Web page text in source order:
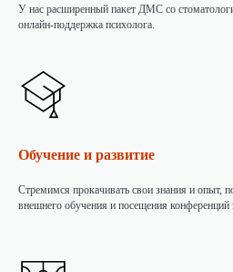
У нас расширенный пакет ДМС со
онлайн-поддержка психолога.
Обучение и развитие
Стремимся прокачивать свои знания и опыт,
внешнего обучения и посещения конференций